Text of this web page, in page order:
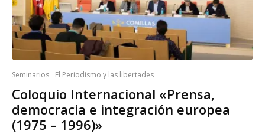
Seminarios El Periodismo y las libertades
Coloquio Internacional «Prensa,
democracia e integración europea
(1975 – 1996)»